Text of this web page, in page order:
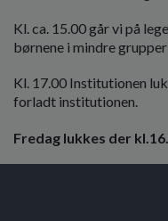
Kl. ca. 15.00 går vi på
børnene i mindre
Kl. 17.00 Institutionen
forladt institutionen.
Fredag lukkes der